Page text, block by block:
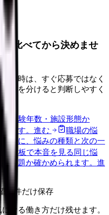
を比べてから決めませ
た時は、すぐ応募ではなく
」を分けると判断しやすく
・経験年数・施設形態か
ます。 進む
職場の悩
前に、悩みの種類と次の一
掲示板で本音を見る 同じ悩
問題か確かめられます。 進
条件だけ保存
なる働き方だけ残せます。